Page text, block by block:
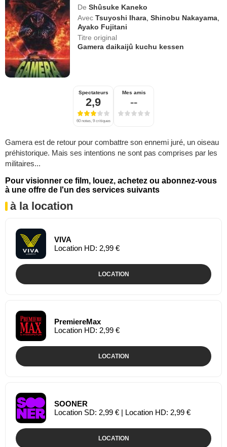
De Shûsuke Kaneko
Avec Tsuyoshi Ihara ,Shinobu Nakayama
Ayako Fujitani
Titre original
Gamera daikaijû kuchu kessen
Spectateurs
2,9
60 notes, 9 critiques
Mes amis
--
Gamera est de retour pour combattre son ennemi juré, un oiseau
préhistorique. Mais ses intentions ne sont pas comprises par les
militaires...
Pour visionner ce film, louez, achetez ou abonnez-vous
à une offre de l'un des services suivants
à la location
VIVA
Location HD: 2,99 €
LOCATION
PremiereMax
Location HD: 2,99 €
LOCATION
SOONER
Location SD: 2,99 € | Location HD: 2,99 €
LOCATION